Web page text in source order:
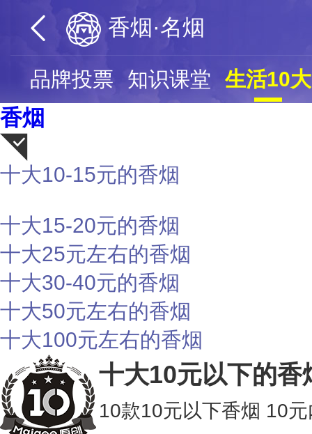
香烟·名烟
品牌投票 知识课堂 生活10大
香烟
十大10-15元的香烟
十大15-20元的香烟
十大25元左右的香烟
十大30-40元的香烟
十大50元左右的香烟
十大100元左右的香烟
十大10元以下的香
10款10元以下香烟 10